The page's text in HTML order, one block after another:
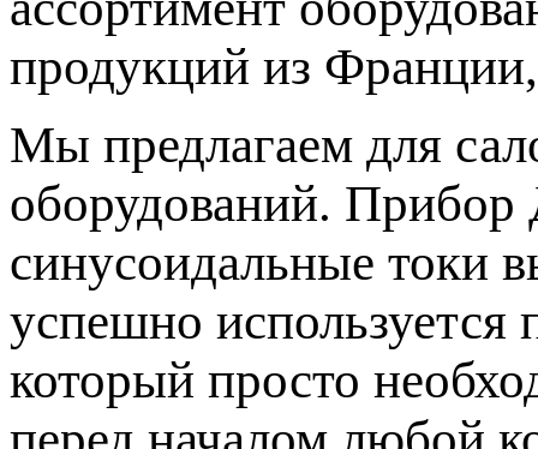
продукций из
Мы предлагаем для
оборудований. Прибор
синусоидальные токи
успешно используется
который просто